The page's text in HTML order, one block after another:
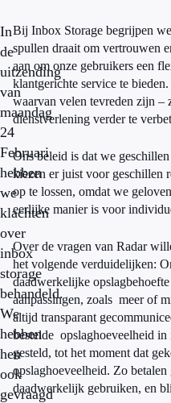
In
de
uitzending
van
maandag
24
Februari
hebben
we
klachten
over
inbox
storage
behandeld.
We
hebben
hen
ook
gevraagd
Bij Inbox Storage begrijpen
spullen draait om vertrouwen
aan om onze gebruikers een
klantgerichte service te
waarvan velen tevreden zijn –
dienstverlening verder te
Ons beleid is dat we
kiezen er juist voor geschillen
op te lossen, omdat we
eerlijke manier is voor
Over de vragen van Radar
het volgende verduidelijken:
daadwerkelijke
aanpassingen, zoals meer of
altijd transparant
bestelde opslaghoeveelheid
gesteld, tot het moment dat
opslaghoeveelheid. Zo
daadwerkelijk gebruiken, en